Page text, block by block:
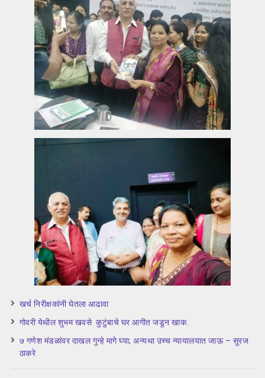
खर्च निरीक्षकांनी घेतला आढावा
गोवरी येथील शुभम खवसे कुटुंबाचे घर आगीत जडून खाक.
७ गणेश मंडळांवर दाखल गुन्हे मागे घ्या; अन्यथा उच्च न्यायालयात जाऊ – सुरज
ठाकरे